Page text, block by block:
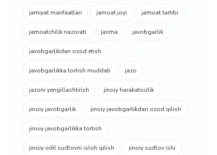
jamiyat manfaatlari jamoat joyi jamoat tartibi
jamoatchilik nazorati jarima javobgarlik
javobgarlikdan ozod etish
javobgarlikka tortish muddati jazo
jazoni yengillashtirish jinoiy harakatsizlik
jinoiy javobgarlik jinoiy javobgarlikdan ozod qilish
jinoiy javobgarlikka tortish
jinoiy odil sudlovni isloh qilish jinoiy sudlov ishi